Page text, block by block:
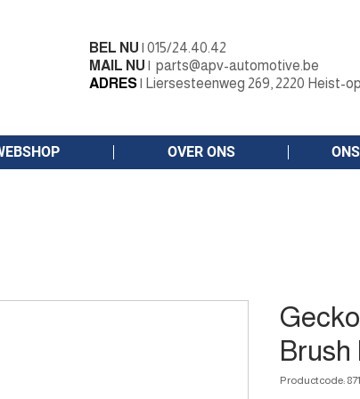
BEL NU | 015/24.40.42
MAIL NU | parts@apv-automotive.be
ADRES| Liersesteenweg 269, 2220 Heist-
OVER ONS
Brush
Productcode: